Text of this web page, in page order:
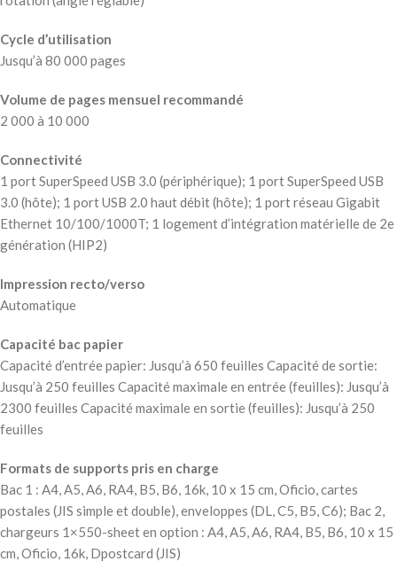
Cycle d’utilisation
Jusqu’à 80 000 pages
Volume de pages mensuel recommandé
2 000 à 10 000
Connectivité
1 port SuperSpeed USB 3.0 (périphérique); 1 port SuperSpeed USB
3.0 (hôte); 1 port USB 2.0 haut débit (hôte); 1 port réseau Gigabit
Ethernet 10/100/1000T; 1 logement d’intégration matérielle de 2e
génération (HIP2)
Impression recto/verso
Automatique
Capacité bac papier
Capacité d’entrée papier: Jusqu’à 650 feuilles Capacité de sortie:
Jusqu’à 250 feuilles Capacité maximale en entrée (feuilles): Jusqu’à
2300 feuilles Capacité maximale en sortie (feuilles): Jusqu’à 250
feuilles
Formats de supports pris en charge
Bac 1 : A4, A5, A6, RA4, B5, B6, 16k, 10 x 15 cm, Oficio, cartes
postales (JIS simple et double), enveloppes (DL, C5, B5, C6); Bac 2,
chargeurs 1×550-sheet en option : A4, A5, A6, RA4, B5, B6, 10 x 15
cm, Oficio, 16k, Dpostcard (JIS)